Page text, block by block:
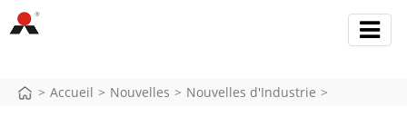
> Accueil > Nouvelles > Nouvelles d'Industrie >